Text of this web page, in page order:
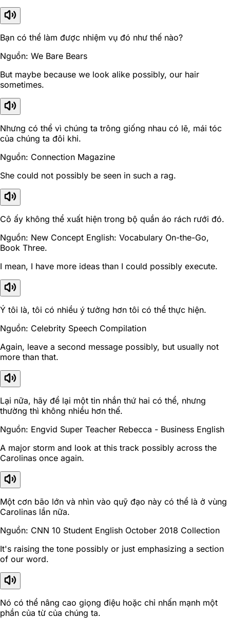
Bạn có thể làm được nhiệm vụ đó như thế nào?
Nguồn: We Bare Bears
But maybe because we look alike possibly, our hair
sometimes.
Nhưng có thể vì chúng ta trông giống nhau có lẽ, mái tóc
của chúng ta đôi khi.
Nguồn: Connection Magazine
She could not possibly be seen in such a rag.
Cô ấy không thể xuất hiện trong bộ quần áo rách rưới đó.
Nguồn: New Concept English: Vocabulary On-the-Go,
Book Three.
I mean, I have more ideas than I could possibly execute.
Ý tôi là, tôi có nhiều ý tưởng hơn tôi có thể thực hiện.
Nguồn: Celebrity Speech Compilation
Again, leave a second message possibly, but usually not
more than that.
Lại nữa, hãy để lại một tin nhắn thứ hai có thể, nhưng
thường thì không nhiều hơn thế.
Nguồn: Engvid Super Teacher Rebecca - Business English
A major storm and look at this track possibly across the
Carolinas once again.
Một cơn bão lớn và nhìn vào quỹ đạo này có thể là ở vùng
Carolinas lần nữa.
Nguồn: CNN 10 Student English October 2018 Collection
It's raising the tone possibly or just emphasizing a section
of our word.
Nó có thể nâng cao giọng điệu hoặc chỉ nhấn mạnh một
phần của từ của chúng ta.